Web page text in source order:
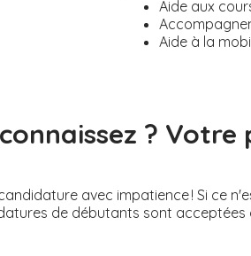
Aide aux
Aide à la
?
avec impatience ! Si ce
de débutants sont